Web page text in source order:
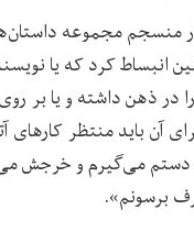
منسجم مجموعه
انبساط کرد که یا
در ذهن داشته و یا بر
آن باید منتظر کارهای
دستم می‌گیرم و خرجش
برسونم».